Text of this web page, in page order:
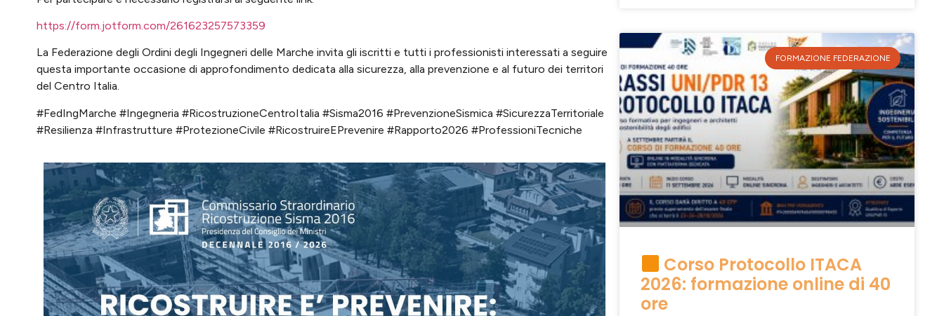
https://form.jotform.com/261623257573359
La Federazione degli Ordini degli Ingegneri delle Marche invita gli iscritti e tutti i professionisti interessati a seguire
questa importante occasione di approfondimento dedicata alla sicurezza, alla prevenzione e al futuro dei territori
del Centro Italia.
#FedIngMarche #Ingegneria #RicostruzioneCentroItalia #Sisma2016 #PrevenzioneSismica #SicurezzaTerritoriale
#Resilienza #Infrastrutture #ProtezioneCivile #RicostruireEPrevenire #Rapporto2026 #ProfessioniTecniche
FORMAZIONE FEDERAZIONE
Corso Protocollo ITACA
2026: formazione online di 40
ore